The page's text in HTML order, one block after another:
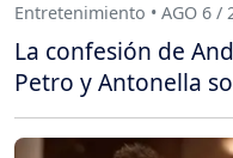
Entretenimiento • AGO 6 /
La confesión de
Petro y Antonella